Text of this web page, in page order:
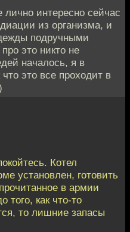
интересно сейчас
из организма, и
подручными
это никто не
началось, я в
это все проходит в
Котел
установлен, готовить
в армии
того, как что-то
то лишние запасы